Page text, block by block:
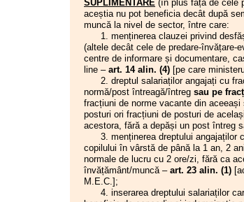
numărul mediu de ore lunar potrivit
legal de lucru aprobat.”
3.Articolul 14 se modifică și va avea
următorul cuprins:
„Art. 14.Personalul care exercită
de control financiar preventiv, pe perioada
exercitare a acesteia, beneficiază de un
salariul de bază, solda de funcție/salariul
funcție de 10%.Acest spor nu se ia în
determinarea limitei sporurilor,
premiilor și indemnizațiilor prevăzute
alin. (2).”
4.La Capitolul IV — Alte drepturi
este necesară introducerea de noi
-reglementarea indemnizației de
cheltuială!
29.05.2025
Raportul O.C.D.E. „Educație
competențe în România” -
23.05.2025
Metodologia-cadru privind
programelor pentru
cariera didactică
07.05.2025
Oferta SIP TOUR: Circuit
Bavariei”
30.04.2025
1 Mai - Ziua Internațională a
10.04.2025
Cardurile pentru prima de
didactică sau profesională
pentru înlocuirea lor
18.03.2025
Deducerea contravalorii
pentru facilități sportive
05.03.2025
Dezbaterea publică privind
planurilor-cadru pentru
liceal
06.02.2025
22.01.2025
Reducerea normei didactice
SUPLIMENTARE (în plus față de cele
aceștia nu pot beneficia decât după
muncă la nivel de sector, între care:
1. menținerea clauzei privind
(altele decât cele de predare-învățare-
centre de informare și documentare,
line – art. 14 alin. (4) [pe care
2. dreptul salariaților angajați cu
normă/post întreagă/întreg sau pe
fracțiuni de norme vacante din
posturi ori fracțiuni de posturi de
acestora, fără a depăși un post întreg
3. menținerea dreptului angajaților
copilului în vârstă de până la 1 an, 2
normale de lucru cu 2 ore/zi, fără ca
învățământ/muncă – art. 23 alin. (1)
M.E.C.];
4. inserarea dreptului salariaților